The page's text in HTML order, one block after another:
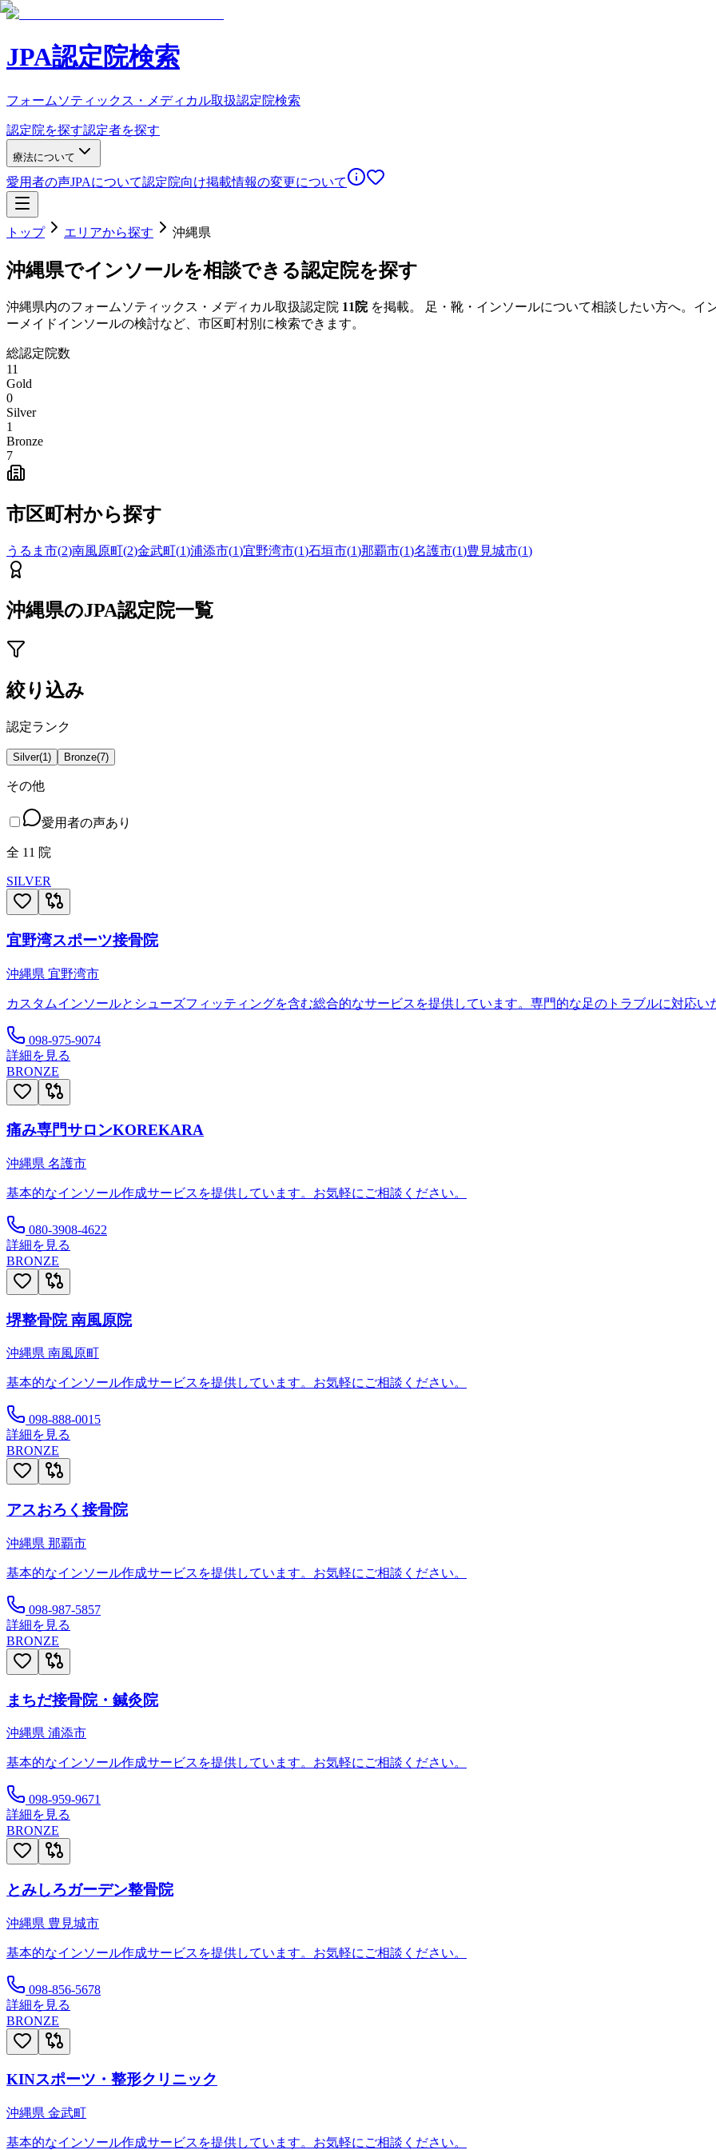
JPA認定院検索
フォームソティックス・メディカル取扱認定院検索
認定院を探す認定者を探す
療法について
愛用者の声JPAについて認定院向け掲載情報の変更について
トップ エリアから探す 沖縄県
沖縄県でインソールを相談できる認定院を探す
沖縄県内のフォームソティックス・メディカル取扱認定院 11 院を掲載。 足・靴・インソールについて相談したい方へ。イ
ーメイドインソールの検討など、市区町村別に検索できます。
総認定院数
11
Gold
0
Silver
1
Bronze
7
市区町村から探す
うるま市(2)南風原町(2)金武町(1)浦添市(1)宜野湾市(1)石垣市(1)那覇市(1)名護市(1)豊見城市(1)
沖縄県のJPA認定院一覧
絞り込み
認定ランク
Silver(1) Bronze(7)
その他
愛用者の声あり
全 11 院
SILVER
宜野湾スポーツ接骨院
沖縄県 宜野湾市
カスタムインソールとシューズフィッティングを含む総合的なサービスを提供しています。専門的な足のトラブルに対応い
098-975-9074
詳細を見る
BRONZE
痛み専門サロンKOREKARA
沖縄県 名護市
基本的なインソール作成サービスを提供しています。お気軽にご相談ください。
080-3908-4622
詳細を見る
BRONZE
堺整骨院 南風原院
沖縄県 南風原町
基本的なインソール作成サービスを提供しています。お気軽にご相談ください。
098-888-0015
詳細を見る
BRONZE
アスおろく接骨院
沖縄県 那覇市
基本的なインソール作成サービスを提供しています。お気軽にご相談ください。
098-987-5857
詳細を見る
BRONZE
まちだ接骨院・鍼灸院
沖縄県 浦添市
基本的なインソール作成サービスを提供しています。お気軽にご相談ください。
098-959-9671
詳細を見る
BRONZE
とみしろガーデン整骨院
沖縄県 豊見城市
基本的なインソール作成サービスを提供しています。お気軽にご相談ください。
098-856-5678
詳細を見る
BRONZE
KINスポーツ・整形クリニック
沖縄県 金武町
基本的なインソール作成サービスを提供しています。お気軽にご相談ください。